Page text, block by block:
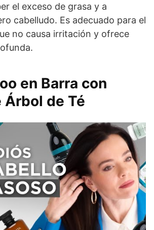
el exceso de grasa y a
cabelludo. Es adecuado para el
no causa irritación y ofrece
en Barra con
de Té